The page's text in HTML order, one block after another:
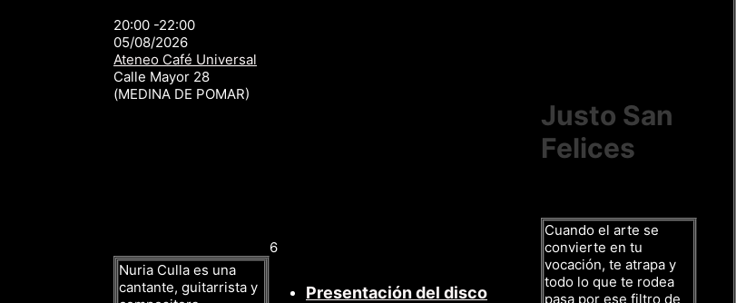
20:00 -22:00
05/08/2026
Ateneo Café Universal
Calle Mayor 28
(MEDINA DE POMAR)
Nuria Culla es una
cantante, guitarrista y
6
Presentación del disco
Justo San
Felices
Cuando el arte se
convierte en tu
vocación, te atrapa y
todo lo que te rodea
pasa por ese filtro de